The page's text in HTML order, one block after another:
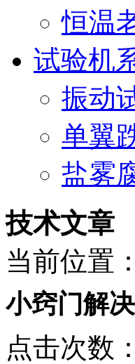
恒温
试验机
振动
单翼
盐雾
技术文章
当前位置：
小窍门解
点击次数：